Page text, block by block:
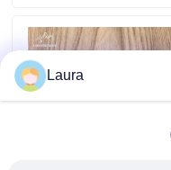
Berita
Kasus-kasus
Laura